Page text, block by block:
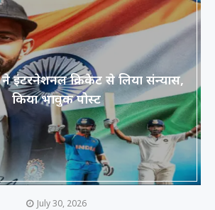
इंटरनेशनल क्रिकेट से लिया संन्यास,
किया भावुक पोस्ट
July 30, 2026